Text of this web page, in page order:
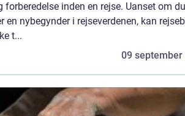
inden en rejse. Uanset om
en nybegynder i rejseverdenen, kan
t...
09 september